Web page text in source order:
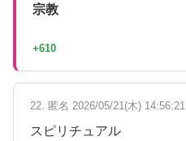
宗教
+610
22. 匿名 2026/05/21(木) 14:56:21
スピリチュアル